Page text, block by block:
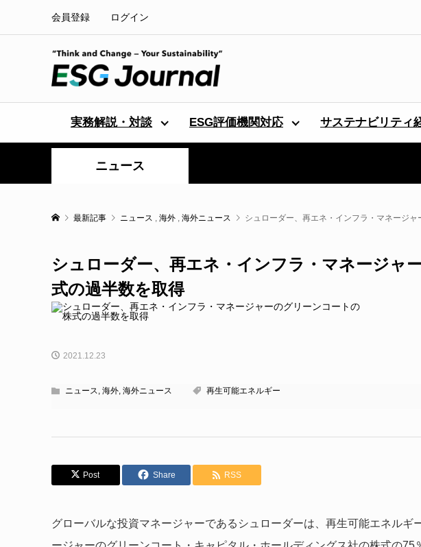
会員登録 ログイン
実務解説・対談 ESG評価機関対応 サステナビリティ
ニュース
最新記事 ニュース , 海外 , 海外ニュース シュローダー、再エネ・インフラ・マネージ
シュローダー、再エネ・インフラ・マネージャ
式の過半数を取得
2021.12.23
ニュース, 海外, 海外ニュース 再生可能エネルギー
Post Share RSS
グローバルな投資マネージャーであるシュローダーは、再生可能エネルギ